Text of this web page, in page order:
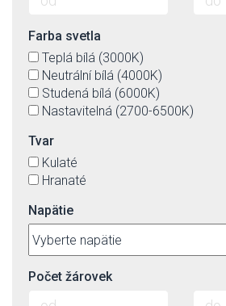
Farba svetla
Teplá bílá (3000K)
Neutrální bílá (4000K)
Studená bílá (6000K)
Nastavitelná (2700-6500K)
Tvar
Kulaté
Hranaté
Napätie
Počet žárovek